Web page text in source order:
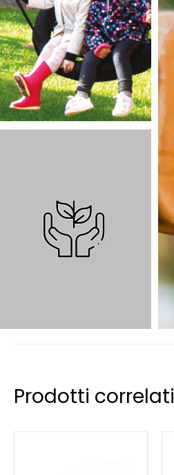
Prodotti correlati